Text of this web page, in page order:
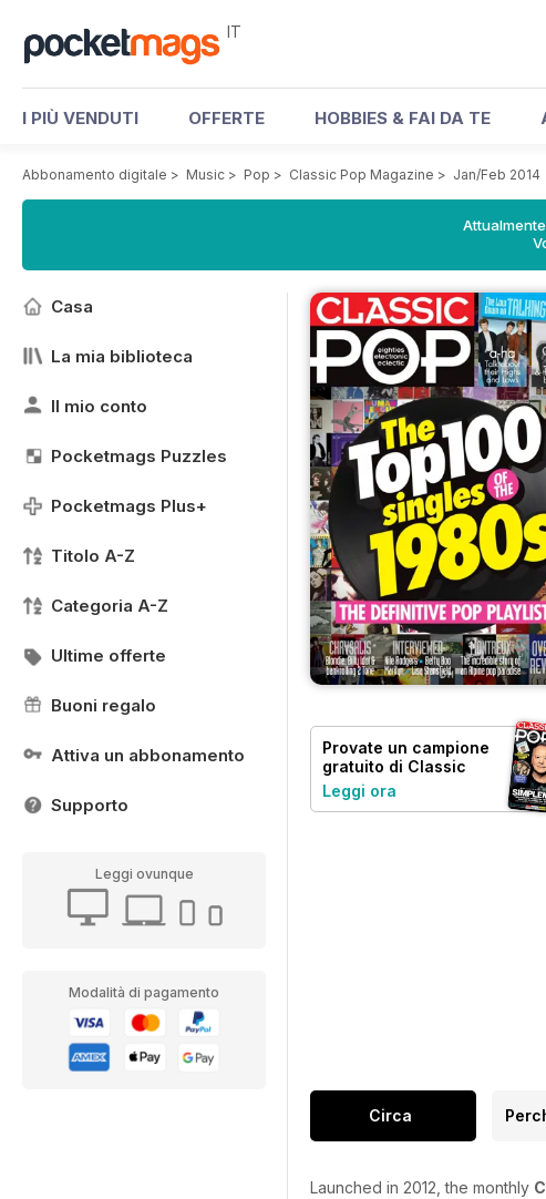
IT
I PIÙ VENDUTI OFFERTE HOBBIES & FAI DA TE
Abbonamento digitale > Music > Pop > Classic Pop Magazine > Jan/Feb 2014
Casa
La mia biblioteca
Il mio conto
Pocketmags Puzzles
Pocketmags Plus+
Titolo A-Z
Categoria A-Z
Ultime offerte
Buoni regalo
Attiva un abbonamento
Supporto
Leggi ovunque
Modalità di pagamento
Provate un campione
gratuito di Classic
Pop
Leggi ora
Circa
Launched in 2012, the monthly